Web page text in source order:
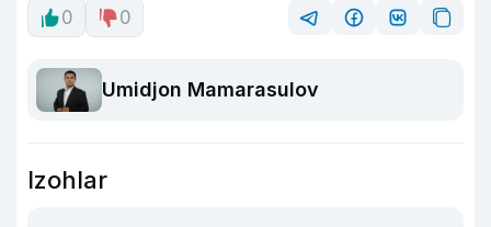
0
0
Umidjon Mamarasulov
Izohlar